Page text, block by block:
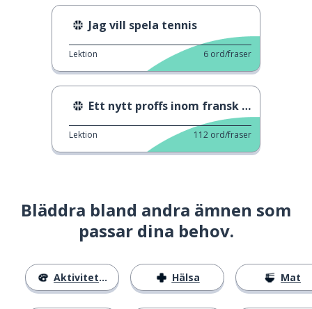
Jag vill spela tennis
Lektion 6 ord/fraser
Ett nytt proffs inom fransk cykling
Lektion 112 ord/fraser
Bläddra bland andra ämnen som
passar dina behov.
Aktiviteter Hälsa Mat